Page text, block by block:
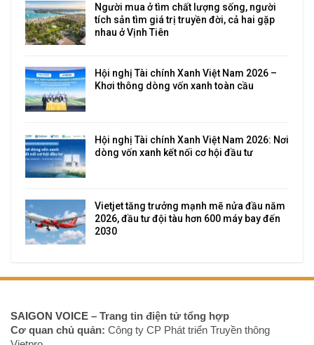
Người mua ở tìm chất lượng sống, người
tích sản tìm giá trị truyền đời, cả hai gặp
nhau ở Vịnh Tiên
Hội nghị Tài chính Xanh Việt Nam 2026 –
Khơi thông dòng vốn xanh toàn cầu
Hội nghị Tài chính Xanh Việt Nam 2026: Nơi
dòng vốn xanh kết nối cơ hội đầu tư
Vietjet tăng trưởng mạnh mẽ nửa đầu năm
2026, đầu tư đội tàu hơn 600 máy bay đến
2030
SAIGON VOICE – Trang tin điện tử tổng hợp
Cơ quan chủ quản: Công ty CP Phát triển Truyền thông